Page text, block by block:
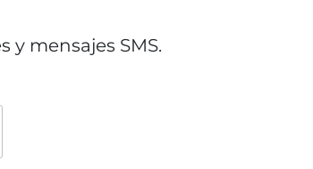
y mensajes SMS.